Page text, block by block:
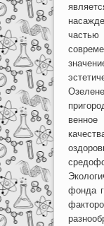
венное
фонда